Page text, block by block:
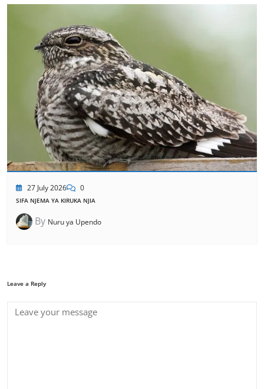
27 July 2026 0
SIFA NJEMA YA KIRUKA NJIA
By Nuru ya Upendo
Leave a Reply